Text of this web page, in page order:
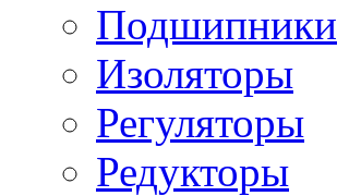
Подшипники
Изоляторы
Регуляторы
Редукторы